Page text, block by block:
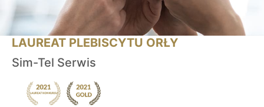
LAUREAT PLEBISCYTU ORŁY
Sim-Tel Serwis